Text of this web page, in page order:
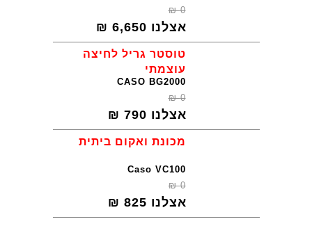
0
₪
אצלנו 6,650
₪
טוסטר גריל לחיצה
עוצמתי
CASO BG2000
0
₪
אצלנו 790
₪
מכונת ואקום ביתית
Caso VC100
0
₪
אצלנו 825
₪